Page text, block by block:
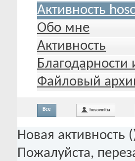
Активность
Обо мне
Активность
Благодарности
Файловый
Все hosovmitia
Новая активность (
Пожалуйста,